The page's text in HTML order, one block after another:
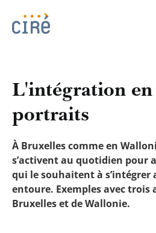
L'intégration
portraits
À Bruxelles comme en
s’activent au quotidien pour
qui le souhaitent à s’intégrer
entoure. Exemples avec trois
Bruxelles et de Wallonie.